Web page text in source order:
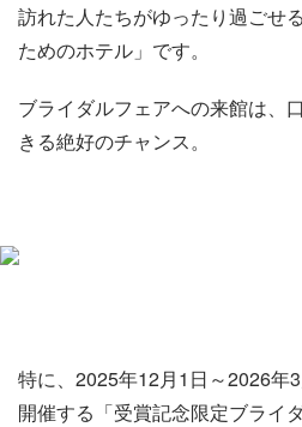
訪れた人たちがゆったり過ごせ
ためのホテル」です。
ブライダルフェアへの来館は、
きる絶好のチャンス。
特に、2025年12月1日～2026年
開催する「受賞記念限定ブライ